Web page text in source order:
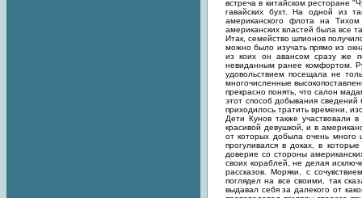
встреча в китайском ресторане
гавайских бухт. На одной из
американского флота на
американских властей была все
Итак, семейство шпионов
можно было изучать прямо из
из коих он авансом сразу же
невиданным ранее комфортом.
удовольствием посещала не
многочисленные
прекрасно понять, что салон
этот способ добывания
приходилось тратить времени,
Дети Кунов также участвовали
красивой девушкой, и в
от которых добыла очень много
прогуливался в доках, в
доверие со стороны
своих кораблей, не делая
рассказов. Моряки, с
поглядел на все своими, так
выдавал себя за далекого от